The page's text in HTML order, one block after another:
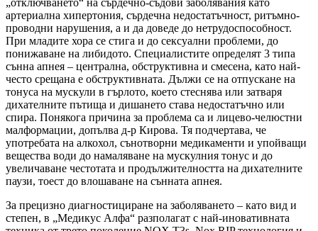
артериална хипертония, сърдечна недостатъчност, ритъмно-
проводни нарушения, а и да доведе до нетрудоспособност.
При младите хора се стига и до сексуални проблеми, до
понижаване на либидото. Специалистите определят 3 типа
сънна апнея – централна, обструктивна и смесена, като най-
често срещана е обструктивната. Дължи се на отпускане на
тонуса на мускули в гърлото, което стеснява или затваря
дихателните пътища и дишането става недостатъчно или
спира. Понякога причина за проблема са и лицево-челюстни
малформации, допълва д-р Кирова. Тя подчертава, че
употребата на алкохол, сънотворни медикаменти и упойващи
вещества води до намаляване на мускулния тонус и до
увеличаване честотата и продължителността на дихателните
паузи, тоест до влошаване на сънната апнея.
За прецизно диагностициране на заболяването – като вид и
степен, в „Медикус Алфа“ разполагат с най-иновативната